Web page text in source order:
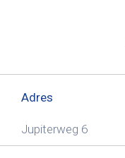
Adres
Jupiterweg 6